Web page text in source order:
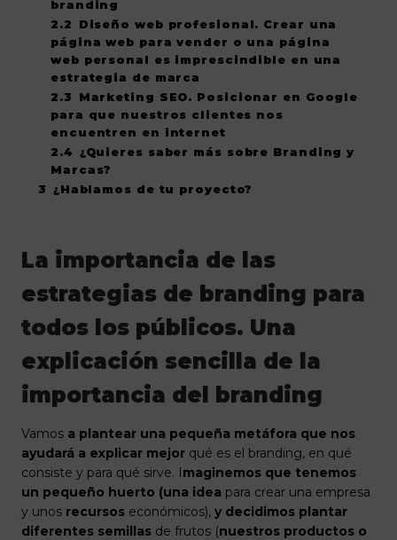
branding
2.2
Diseño web profesional. Crear una
página web para vender o una página
web personal es imprescindible en una
estrategia de marca
2.3
Marketing SEO. Posicionar en Google
para que nuestros clientes nos
encuentren en internet
2.4
¿Quieres saber más sobre Branding y
Marcas?
3
¿Hablamos de tu proyecto?
La importancia de las
estrategias de branding para
todos los públicos. Una
explicación sencilla de la
importancia del branding
Vamos a plantear una pequeña metáfora que nos
ayudará a explicar mejor qué es el branding, en qué
consiste y para qué sirve. Imaginemos que tenemos
un pequeño huerto (una idea para crear una empresa
y unos recursos económicos), y decidimos plantar
diferentes semillas de frutos (nuestros productos o